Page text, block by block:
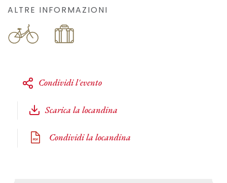
ALTRE INFORMAZIONI
Condividi l'evento
Scarica la locandina
Condividi la locandina